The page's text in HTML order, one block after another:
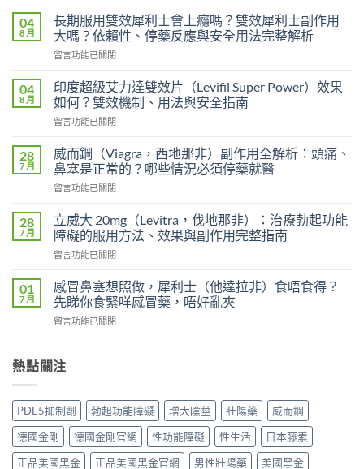
04
8 月
長期服用雙效犀利士會上癮嗎？雙效犀利士副作用
大嗎？依賴性、停藥反應與安全用法完整解析
在
期
服
用
雙
犀
利
士
會
癮
嗎？
效
利
士
副
大
嗎？
賴
性、
停
藥
反
留言功能已關閉
04
8 月
印度超級艾力達雙效片（Levifil Super Power）效果
如何？雙效機制、用法與安全指南
在
度
超
級
艾
達
雙
效
片
Super
Power）
果
雙
制、
用
法
與
安
留言功能已關閉
28
7 月
威而鋼（Viagra，西地那非）副作用全解析：頭痛、
鼻塞是正常的？哪些情況必須停藥就醫
在
而
鋼
（Viagra，
西
那
非）
副
作
解
痛、
鼻
塞
是
正
留言功能已關閉
28
7 月
立威大 20mg（Levitra，伐地那非）：治療勃起功能
障礙的服用方法、效果與副作用完整指南
在
威
大
20mg（Levitra，
伐
非）：
勃
起
功
能
障
留言功能已關閉
01
7 月
感冒鼻塞想照做，犀利士（他達拉非）食唔食得？
先睇你食緊咩感冒藥，唔好亂夾
在
鼻
塞
照
做，
犀
利
士
留言功能已關閉
熱點關注
PDE5抑制劑 勃起功能障礙 增大陰莖 壯陽藥
威而鋼
德國金剛
德國金剛官網 性功能障礙 性生活
日本藤素
正品美國黑金
正品美國黑金官網 男性壯陽藥 美國黑金